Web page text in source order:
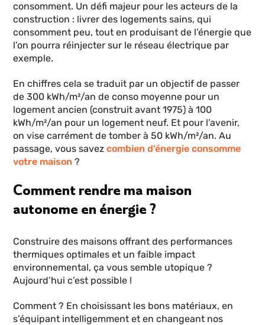
consomment. Un défi majeur pour les acteurs de la
construction : livrer des logements sains, qui
consomment peu, tout en produisant de l’énergie que
l’on pourra réinjecter sur le réseau électrique par
exemple.
En chiffres cela se traduit par un objectif de passer
de 300 kWh/m²/an de conso moyenne pour un
logement ancien (construit avant 1975) à 100
kWh/m²/an pour un logement neuf. Et pour l’avenir,
on vise carrément de tomber à 50 kWh/m²/an. Au
passage, vous savezcombien d’énergie consomme
votre maison ?
Comment rendre ma maison
autonome en énergie ?
Construire des maisons offrant des performances
thermiques optimales et un faible impact
environnemental, ça vous semble utopique ?
Aujourd’hui c’est possible !
Comment ? En choisissant les bons matériaux, en
s’équipant intelligemment et en changeant nos